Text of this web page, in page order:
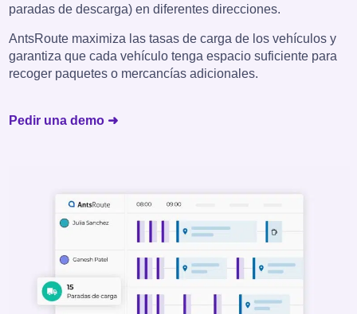
paradas de descarga) en diferentes direcciones.
AntsRoute maximiza las tasas de carga de los vehículos y
garantiza que cada vehículo tenga espacio suficiente para
recoger paquetes o mercancías adicionales.
Pedir una demo ➜